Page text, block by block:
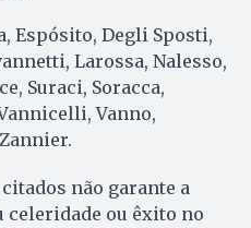
Espósito, Degli Sposti,
Larossa, Nalesso,
Suraci, Soracca,
Vanno,
não garante a
celeridade ou êxito no